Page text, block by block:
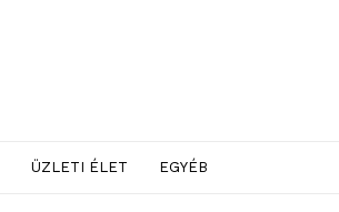
ÜZLETI ÉLET EGYÉB